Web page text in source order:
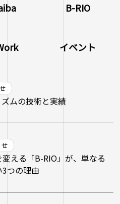
B-RIO
イベント
ムの技術と実績
変える「B-RIO」が、単なる
つの理由